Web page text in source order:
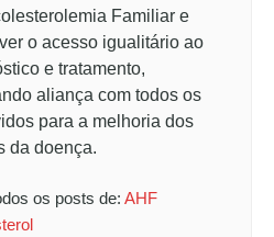
Familiar e
o acesso igualitário ao
e tratamento,
aliança com todos os
para a melhoria dos
da doença.
os posts de: AHF